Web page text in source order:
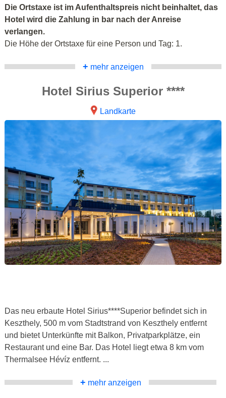
Die Ortstaxe ist im Aufenthaltspreis nicht beinhaltet, das
Hotel wird die Zahlung in bar nach der Anreise
verlangen.
Die Höhe der Ortstaxe für eine Person und Tag: 1.
+ mehr anzeigen
Hotel Sirius Superior ****
Landkarte
Das neu erbaute Hotel Sirius****Superior befindet sich in
Keszthely, 500 m vom Stadtstrand von Keszthely entfernt
und bietet Unterkünfte mit Balkon, Privatparkplätze, ein
Restaurant und eine Bar. Das Hotel liegt etwa 8 km vom
Thermalsee Hévíz entfernt. ...
+ mehr anzeigen